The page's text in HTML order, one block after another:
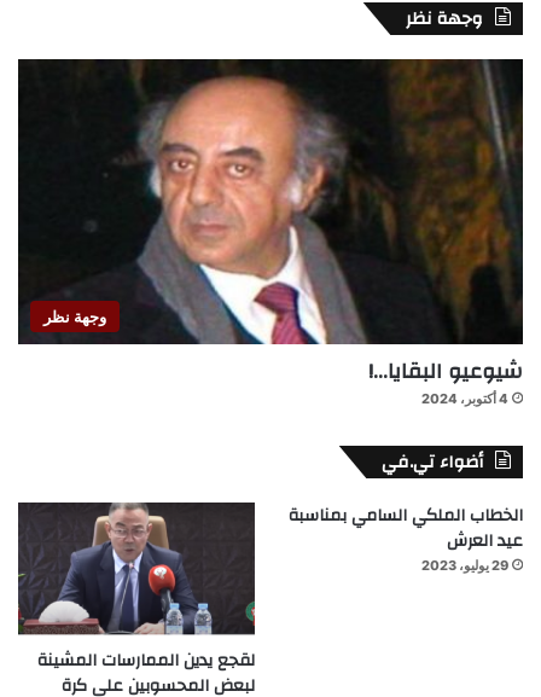
وجهة نظر
وجهة نظر
شيوعيو البقايا…!
4 أكتوبر، 2024
أضواء تي.في
الخطاب الملكي السامي بمناسبة
عيد العرش
29 يوليو، 2023
لقجع يدين الممارسات المشينة
لبعض المحسوبين على كرة